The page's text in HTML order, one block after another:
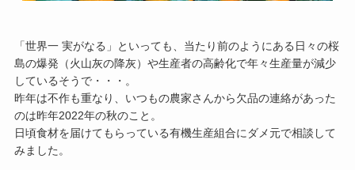
「世界一 実がなる」といっても、当たり前のようにある日々の桜
島の爆発（火山灰の降灰）や生産者の高齢化で年々生産量が減少
しているそうで・・・。
昨年は不作も重なり、いつもの農家さんから欠品の連絡があった
のは昨年2022年の秋のこと。
日頃食材を届けてもらっている有機生産組合にダメ元で相談して
みました。